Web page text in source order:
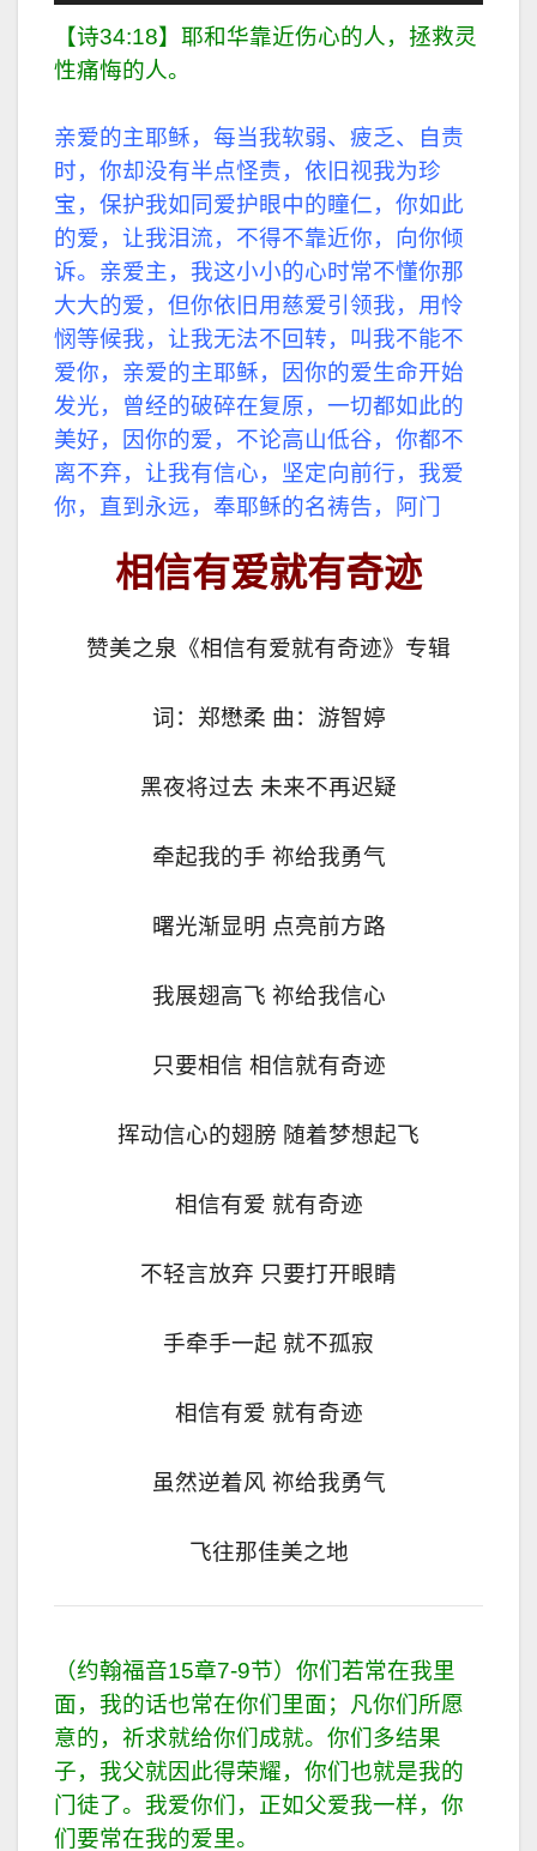
播
放
【诗34:18】耶和华靠近伤心的人，拯救灵
性痛悔的人。
亲爱的主耶稣，每当我软弱、疲乏、自责
时，你却没有半点怪责，依旧视我为珍
宝，保护我如同爱护眼中的瞳仁，你如此
的爱，让我泪流，不得不靠近你，向你倾
诉。亲爱主，我这小小的心时常不懂你那
大大的爱，但你依旧用慈爱引领我，用怜
悯等候我，让我无法不回转，叫我不能不
爱你，亲爱的主耶稣，因你的爱生命开始
发光，曾经的破碎在复原，一切都如此的
美好，因你的爱，不论高山低谷，你都不
离不弃，让我有信心，坚定向前行，我爱
你，直到永远，奉耶稣的名祷告，阿门
相信有爱就有奇迹
赞美之泉《相信有爱就有奇迹》专辑
词：郑懋柔 曲：游智婷
黑夜将过去 未来不再迟疑
牵起我的手 祢给我勇气
曙光渐显明 点亮前方路
我展翅高飞 祢给我信心
只要相信 相信就有奇迹
挥动信心的翅膀 随着梦想起飞
相信有爱 就有奇迹
不轻言放弃 只要打开眼睛
手牵手一起 就不孤寂
相信有爱 就有奇迹
虽然逆着风 祢给我勇气
飞往那佳美之地
（约翰福音15章7-9节）你们若常在我里
面，我的话也常在你们里面；凡你们所愿
意的，祈求就给你们成就。你们多结果
子，我父就因此得荣耀，你们也就是我的
门徒了。我爱你们，正如父爱我一样，你
们要常在我的爱里。